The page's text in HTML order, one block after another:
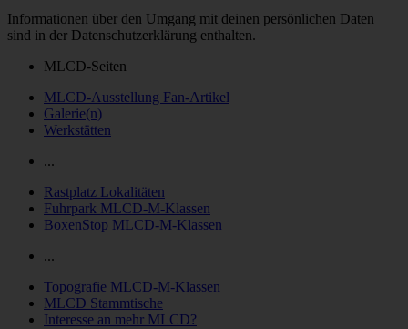
Informationen über den Umgang mit deinen persönlichen Daten
sind in der Datenschutzerklärung enthalten.
MLCD-Seiten
MLCD-Ausstellung Fan-Artikel
Galerie(n)
Werkstätten
...
Rastplatz Lokalitäten
Fuhrpark MLCD-M-Klassen
BoxenStop MLCD-M-Klassen
...
Topografie MLCD-M-Klassen
MLCD Stammtische
Interesse an mehr MLCD?